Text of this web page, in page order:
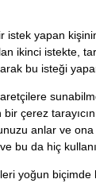
yapan
ikinci
bu isteği
bir çerez
anlar ve ona
bu da hiç
yoğun